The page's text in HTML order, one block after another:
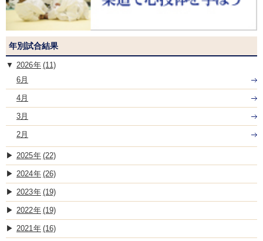
年別試合結果
2026
(11)
6月
4月
3月
2月
2025 (22)
2024 (26)
2023 (19)
2022 (19)
2021 (16)